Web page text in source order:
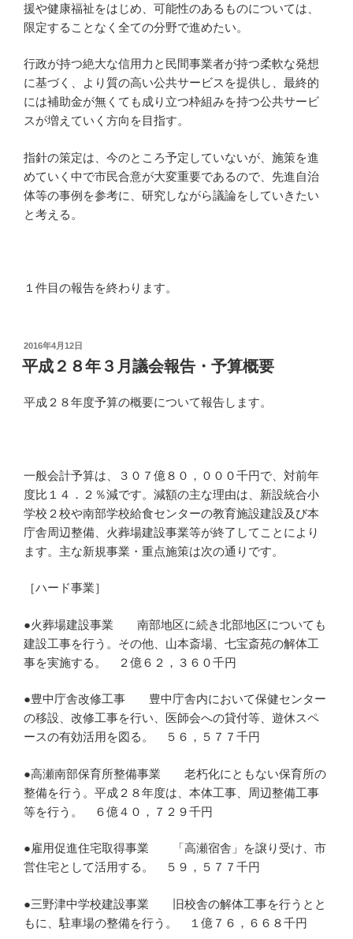
援や健康福祉をはじめ、可能性のあるものについては、
限定することなく全ての分野で進めたい。
行政が持つ絶大な信用力と民間事業者が持つ柔軟な発想
に基づく、より質の高い公共サービスを提供し、最終的
には補助金が無くても成り立つ枠組みを持つ公共サービ
スが増えていく方向を目指す。
指針の策定は、今のところ予定していないが、施策を進
めていく中で市民合意が大変重要であるので、先進自治
体等の事例を参考に、研究しながら議論をしていきたい
と考える。
１件目の報告を終わります。
投
稿
日:
2016年4月12日
平成２８年３月議会報告・予算概要
平成２８年度予算の概要について報告します。
一般会計予算は、３０７億８０，０００千円で、対前年
度比１４．２％減です。減額の主な理由は、新設統合小
学校２校や南部学校給食センターの教育施設建設及び本
庁舎周辺整備、火葬場建設事業等が終了してことにより
ます。主な新規事業・重点施策は次の通りです。
［ハード事業］
●火葬場建設事業 南部地区に続き北部地区についても
建設工事を行う。その他、山本斎場、七宝斎苑の解体工
事を実施する。 ２億６２，３６０千円
●豊中庁舎改修工事 豊中庁舎内において保健センター
の移設、改修工事を行い、医師会への貸付等、遊休スペ
ースの有効活用を図る。 ５６，５７７千円
●高瀬南部保育所整備事業 老朽化にともない保育所の
整備を行う。平成２８年度は、本体工事、周辺整備工事
等を行う。 ６億４０，７２９千円
●雇用促進住宅取得事業 「高瀬宿舎」を譲り受け、市
営住宅として活用する。 ５９，５７７千円
●三野津中学校建設事業 旧校舎の解体工事を行うとと
もに、駐車場の整備を行う。 １億７６，６６８千円